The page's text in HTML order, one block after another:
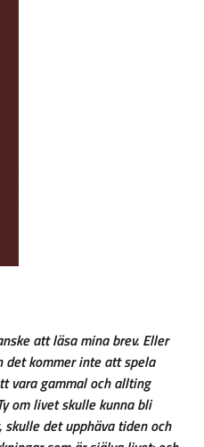
att läsa mina brev. Eller
det kommer inte att spela
vara gammal och allting
om livet skulle kunna bli
det upphäva tiden och